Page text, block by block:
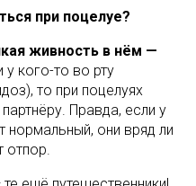
при поцелуе?
живность в нём —
у кого-то во рту
то при поцелуях
Правда, если у
нормальный, они вряд ли
отпор.